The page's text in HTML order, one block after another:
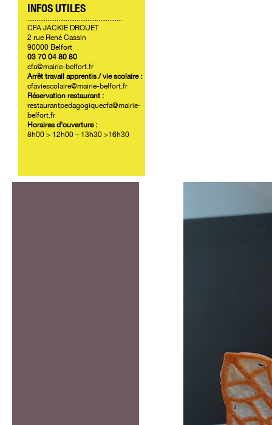
INFOS UTILES
....................................................
CFA JACKIE DROUET
2 rue René Cassin
90000 Belfort
03 70 04 80 80
cfa@mairie-belfort.fr
Arrêt travail apprentis / vie scolaire :
cfaviescolaire@mairie-belfort.fr
Réservation restaurant :
restaurantpedagogiquecfa@mairie-
belfort.fr
Horaires d'ouverture :
8h00 > 12h00 – 13h30 >16h30